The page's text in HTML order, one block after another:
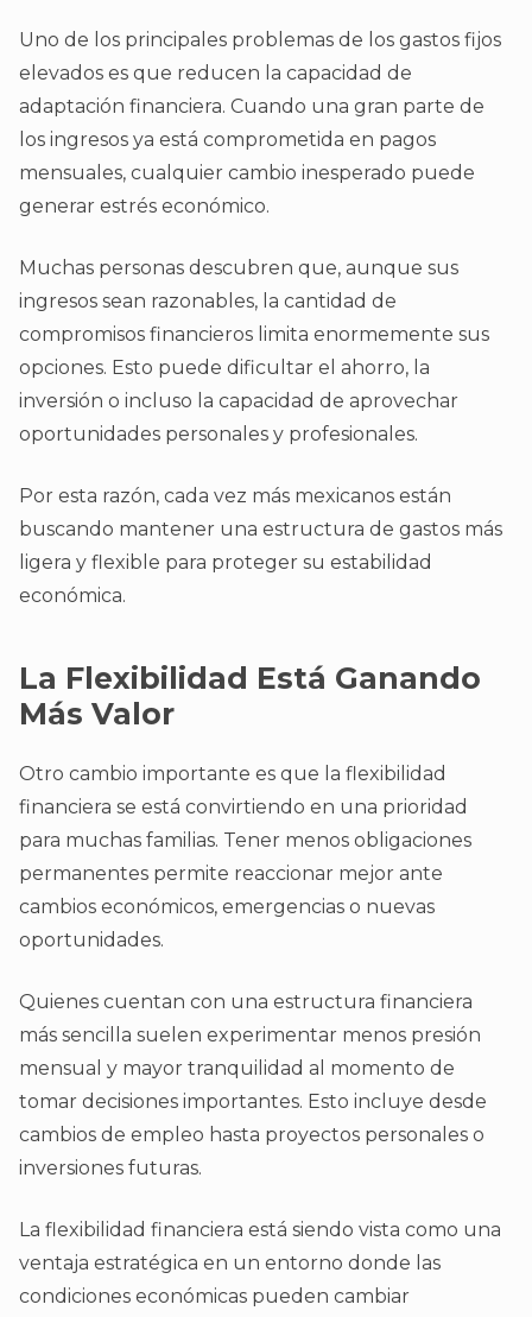
Uno de los principales problemas de los gastos fijos
elevados es que reducen la capacidad de
adaptación financiera. Cuando una gran parte de
los ingresos ya está comprometida en pagos
mensuales, cualquier cambio inesperado puede
generar estrés económico.
Muchas personas descubren que, aunque sus
ingresos sean razonables, la cantidad de
compromisos financieros limita enormemente sus
opciones. Esto puede dificultar el ahorro, la
inversión o incluso la capacidad de aprovechar
oportunidades personales y profesionales.
Por esta razón, cada vez más mexicanos están
buscando mantener una estructura de gastos más
ligera y flexible para proteger su estabilidad
económica.
La Flexibilidad Está Ganando
Más Valor
Otro cambio importante es que la flexibilidad
financiera se está convirtiendo en una prioridad
para muchas familias. Tener menos obligaciones
permanentes permite reaccionar mejor ante
cambios económicos, emergencias o nuevas
oportunidades.
Quienes cuentan con una estructura financiera
más sencilla suelen experimentar menos presión
mensual y mayor tranquilidad al momento de
tomar decisiones importantes. Esto incluye desde
cambios de empleo hasta proyectos personales o
inversiones futuras.
La flexibilidad financiera está siendo vista como una
ventaja estratégica en un entorno donde las
condiciones económicas pueden cambiar